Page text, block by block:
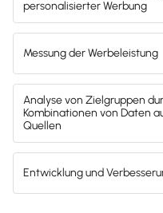
Gibt es
Coaches?
Zurück zur